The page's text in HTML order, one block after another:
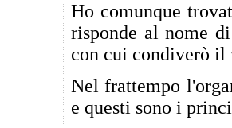
Ho comunque
risponde al nome
con cui condiverò il
Nel frattempo
e questi sono i